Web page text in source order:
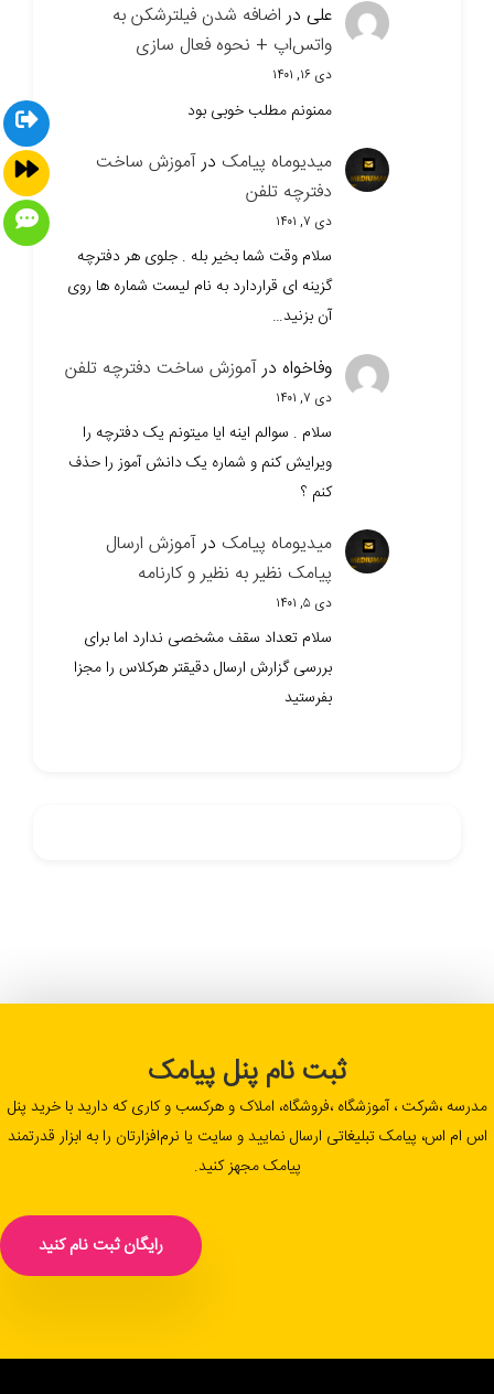
علی دراضافه شدن فیلترشکن به
واتس‌اپ + نحوه فعال سازی
دی ۱۶, ۱۴۰۱
ممنونم مطلب خوبی بود
میدیوماه پیامک درآموزش ساخت
دفترچه تلفن
دی ۷, ۱۴۰۱
سلام وقت شما بخیر بله . جلوی هر دفترچه
گزینه ای قراردارد به نام لیست شماره ها روی
آن بزنید…
وفاخواه درآموزش ساخت دفترچه تلفن
دی ۷, ۱۴۰۱
سلام . سوالم اینه ایا میتونم یک دفترچه را
ویرایش کنم و شماره یک دانش آموز را حذف
کنم ؟
میدیوماه پیامک درآموزش ارسال
پیامک نظیر به نظیر و کارنامه
دی ۵, ۱۴۰۱
سلام تعداد سقف مشخصی ندارد اما برای
بررسی گزارش ارسال دقیقتر هرکلاس را مجزا
بفرستید
ثبت نام پنل پیامک
مدرسه ،شرکت ، آموزشگاه ،فروشگاه، املاک و هرکسب و کاری که دارید با خرید پنل
اس ام اس، پیامک تبلیغاتی ارسال نمایید و سایت یا نرم‌افزارتان را به ابزار قدرتمند
پیامک مجهز کنید.
رایگان ثبت نام کنید